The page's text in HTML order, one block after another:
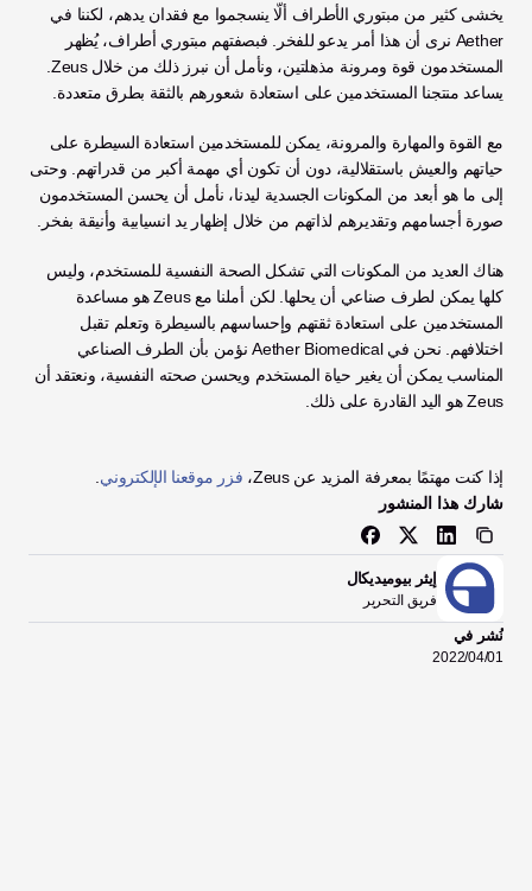
يساعد منتجنا المستخدمين على استعادة شعورهم بالثقة بطرق متعددة.
صورة أجسامهم وتقديرهم لذاتهم من خلال إظهار يد انسيابية وأنيقة بفخر.
Zeus هو اليد القادرة على ذلك.
إذا كنت مهتمًا بمعرفة المزيد عن Zeus، فزر موقعنا الإلكتروني
شارك هذا المنشور
إيثر بيوميديكال
فريق التحرير
نُشر في
01‏/04‏/2022